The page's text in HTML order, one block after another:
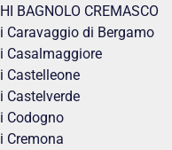
BAGNOLO CREMASCO
Caravaggio di Bergamo
Casalmaggiore
Castelleone
Castelverde
Codogno
Cremona